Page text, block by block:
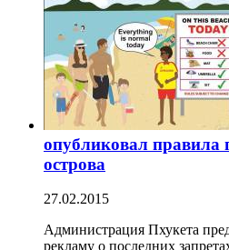
опубликовал правила
острова
27.02.2015
Администрация Пхукета
рекламу о последних